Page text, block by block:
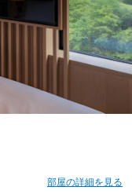
部屋の詳細を見る